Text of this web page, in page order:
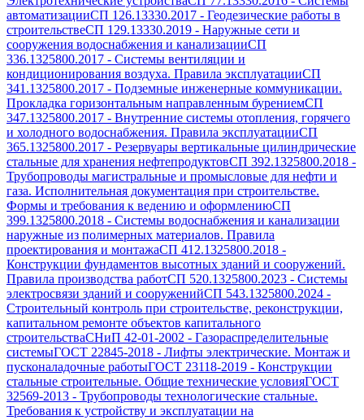
автоматизацииСП 126.13330.2017 - Геодезические работы в
строительствеСП 129.13330.2019 - Наружные сети и
сооружения водоснабжения и канализацииСП
336.1325800.2017 - Системы вентиляции и
кондиционирования воздуха. Правила эксплуатацииСП
341.1325800.2017 - Подземные инженерные коммуникации.
Прокладка горизонтальным направленным бурениемСП
347.1325800.2017 - Внутренние системы отопления, горячего
и холодного водоснабжения. Правила эксплуатацииСП
365.1325800.2017 - Резервуары вертикальные цилиндрические
стальные для хранения нефтепродуктовСП 392.1325800.2018 -
Трубопроводы магистральные и промысловые для нефти и
газа. Исполнительная документация при строительстве.
Формы и требования к ведению и оформлениюСП
399.1325800.2018 - Системы водоснабжения и канализации
наружные из полимерных материалов. Правила
проектирования и монтажаСП 412.1325800.2018 -
Конструкции фундаментов высотных зданий и сооружений.
Правила производства работСП 520.1325800.2023 - Системы
электросвязи зданий и сооруженийСП 543.1325800.2024 -
Строительный контроль при строительстве, реконструкции,
капитальном ремонте объектов капитального
строительстваСНиП 42-01-2002 - Газораспределительные
системыГОСТ 22845-2018 - Лифты электрические. Монтаж и
пусконаладочные работыГОСТ 23118-2019 - Конструкции
стальные строительные. Общие технические условияГОСТ
32569-2013 - Трубопроводы технологические стальные.
Требования к устройству и эксплуатации на